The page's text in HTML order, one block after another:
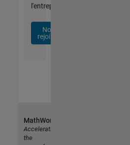
l'entreprise.
Nous
rejoindre
MathWorks
Accelerating
the